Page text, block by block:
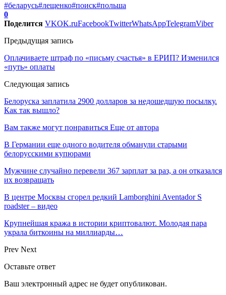
#беларусь#лещенко#поиск#польша
0
Поделится VKOK.ruFacebookTwitterWhatsAppTelegramViber
Предыдущая запись
Оплачиваете штраф по «письму счастья» в ЕРИП? Изменился
«путь» оплаты
Следующая запись
Белоруска заплатила 2900 долларов за недошедшую посылку.
Как так вышло?
Вам также могут понравиться Еще от автора
В Германии еще одного водителя обманули старыми
белорусскими купюрами
Мужчине случайно перевели 367 зарплат за раз, а он отказался
их возвращать
В центре Москвы сгорел редкий Lamborghini Aventador S
roadster – видео
Крупнейшая кража в истории криптовалют. Молодая пара
украла биткоины на миллиарды…
Prev Next
Оставьте ответ
Ваш электронный адрес не будет опубликован.